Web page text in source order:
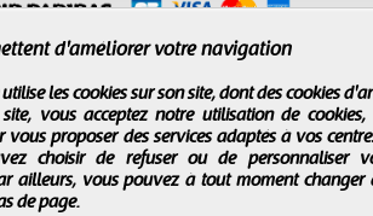
-Infos légales
d'améliorer votre navigation
les cookies sur son site, dont des cookies
vous acceptez notre utilisation de
proposer des services adaptés à vos
choisir de refuser ou de
ailleurs, vous pouvez à tout moment
de page.